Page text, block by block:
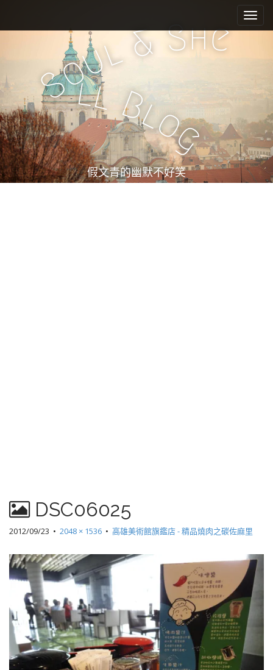
e
n
u
i
c
n
t
e
n
t
Soul&She
ll Bl
og
假文青的幽默不好笑
DSC06025
2012/09/23 • 2048 × 1536 • 高雄美術館旗鑑店 - 精品燒肉之碳佐麻里